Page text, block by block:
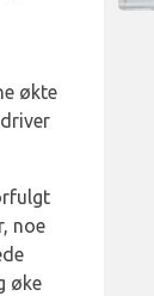
økte
noe
øke